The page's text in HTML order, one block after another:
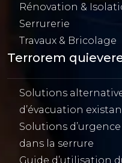
Rénovation &
Serrurerie
Travaux & Bricolage
Terrorem
Solutions
d’évacuation
Solutions
dans la serrure
Guide d’utilisation